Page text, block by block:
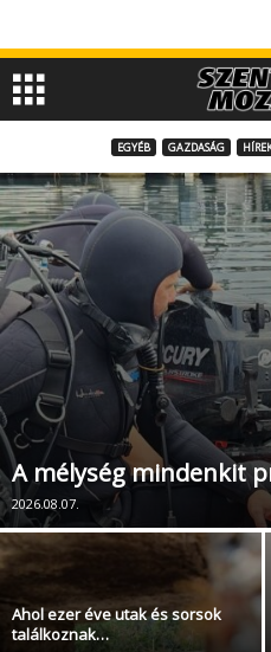
EGYÉB GAZDASÁG
A mélység mindenkit
2026.08.07.
Ahol ezer éve utak és sorsok
találkoznak…